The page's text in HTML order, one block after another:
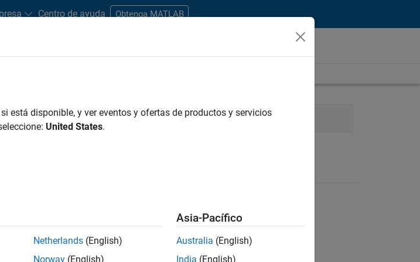
Centro de ayuda Obtenga MATLAB
Support Marketing Communications Business Model Team
Busque por ubicación para encontrar todos los empleos en su zona.
está disponible, y ver eventos y ofertas de productos y servicios
United States.
Netherlands (English)
Norway (English)
Asia-Pacífico
Australia (English)
India (English)